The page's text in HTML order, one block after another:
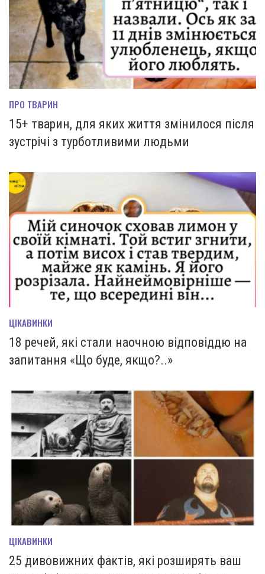
ПРО ТВАРИН
15+ тварин, для яких життя змінилося після
зустрічі з турботливими людьми
ЦІКАВИНКИ
18 речей, які стали наочною відповіддю на
запитання «Що буде, якщо?..»
ЦІКАВИНКИ
25 дивовижних фактів, які розширять ваш